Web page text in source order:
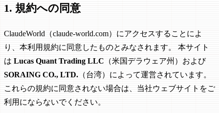
1. 規約への同意
ClaudeWorld（claude-world.com）にアクセスすることによ
り、本利用規約に同意したものとみなされます。 本サイト
は Lucas Quant Trading LLC （米国デラウェア州）および
SORAING CO., LTD. （台湾）によって運営されています。
これらの規約に同意されない場合は、当社ウェブサイトをご
利用にならないでください。